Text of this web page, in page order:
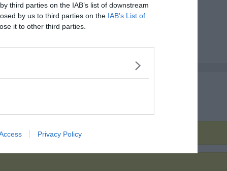
third parties on the IAB’s list of downstream
by us to third parties on the IAB’s List of
it to other third parties.
Privacy Policy